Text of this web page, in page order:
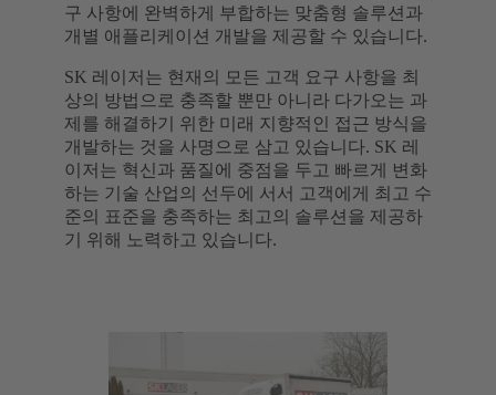
구 사항에 완벽하게 부합하는 맞춤형 솔루션과
개별 애플리케이션 개발을 제공할 수 있습니다.
SK 레이저는 현재의 모든 고객 요구 사항을 최
상의 방법으로 충족할 뿐만 아니라 다가오는 과
제를 해결하기 위한 미래 지향적인 접근 방식을
개발하는 것을 사명으로 삼고 있습니다. SK 레
이저는 혁신과 품질에 중점을 두고 빠르게 변화
하는 기술 산업의 선두에 서서 고객에게 최고 수
준의 표준을 충족하는 최고의 솔루션을 제공하
기 위해 노력하고 있습니다.